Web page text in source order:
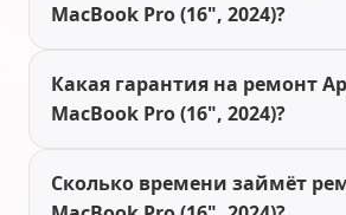
MacBook Pro (16", 2024)?
Какая гарантия на ремонт
MacBook Pro (16", 2024)?
Сколько времени займёт